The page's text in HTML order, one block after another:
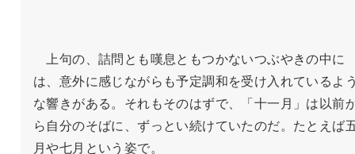
上句の、詰問とも嘆息ともつかないつぶやきの中に
は、意外に感じながらも予定調和を受け入れているよ
な響きがある。それもそのはずで、「十一月」は以前
ら自分のそばに、ずっとい続けていたのだ。たとえば
月や七月という姿で。